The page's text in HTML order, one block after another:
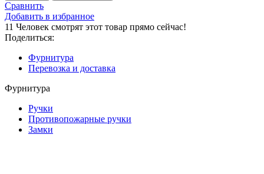
Сравнить
Добавить в избранное
11 Человек смотрят этот товар прямо сейчас!
Поделиться:
Фурнитура
Перевозка и доставка
Фурнитура
Ручки
Противопожарные ручки
Замки